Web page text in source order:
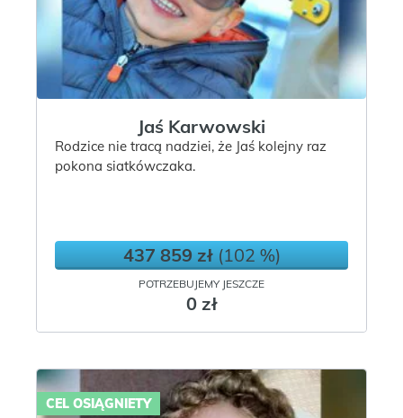
Jaś Karwowski
Rodzice nie tracą nadziei, że Jaś kolejny raz
pokona siatkówczaka.
437 859 zł(102 %)
POTRZEBUJEMY JESZCZE
0 zł
CEL OSIĄGNIETY